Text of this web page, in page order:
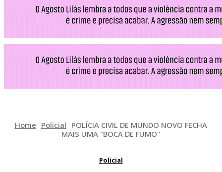
Home Policial POLÍCIA CIVIL DE MUNDO NOVO FECHA
MAIS UMA "BOCA DE FUMO"
Policial